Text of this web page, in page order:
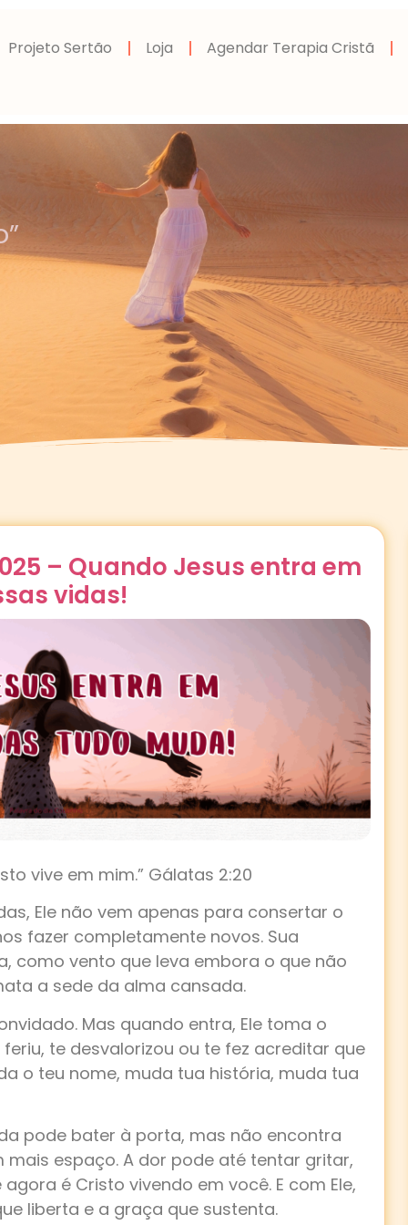
Projeto Sertão Loja Agendar Terapia Cristã
– Quando Jesus entra em
vidas!
vive em mim.” Gálatas 2:20
Ele não vem apenas para consertar o
fazer completamente novos. Sua
como vento que leva embora o que não
a sede da alma cansada.
Mas quando entra, Ele toma o
te desvalorizou ou te fez acreditar que
o teu nome, muda tua história, muda tua
pode bater à porta, mas não encontra
espaço. A dor pode até tentar gritar,
é Cristo vivendo em você. E com Ele,
liberta e a graça que sustenta.